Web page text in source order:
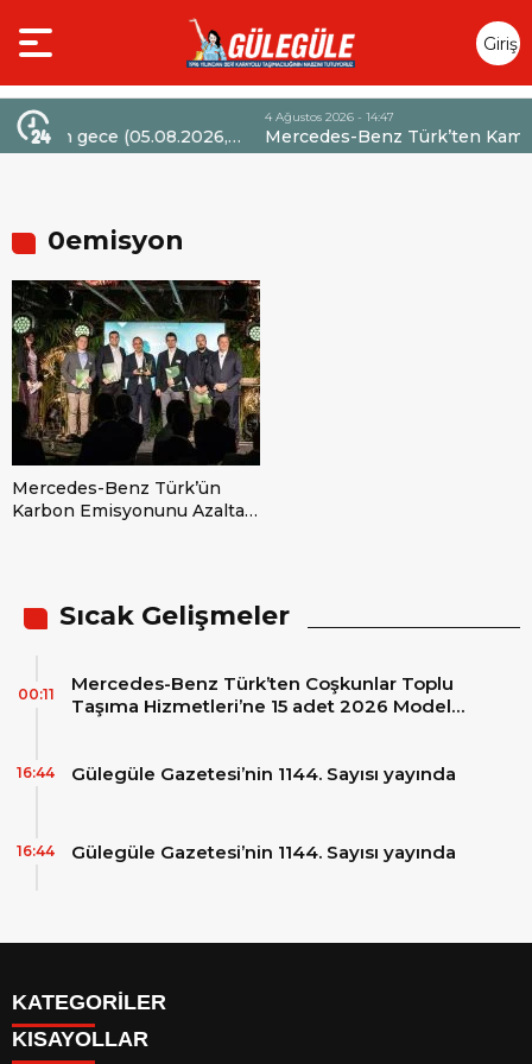
Giriş
Yap
indirim
4 Ağustos 2026 - 14:47
Mercedes-Benz Türk’ten Kamyon Servis
Sözleşmelerinde 36 Aya Varan Taksit İmkânı
0emisyon
Mercedes-Benz Türk’ün
Karbon Emisyonunu Azaltan
Sıcak Gelişmeler
Mercedes-Benz Türk’ten Coşkunlar Toplu
Taşıma Hizmetleri’ne 15 adet 2026 Model
00:11
Gülegüle Gazetesi’nin 1144. Sayısı yayında
16:44
Gülegüle Gazetesi’nin 1144. Sayısı yayında
16:44
KATEGORİLER
KISAYOLLAR